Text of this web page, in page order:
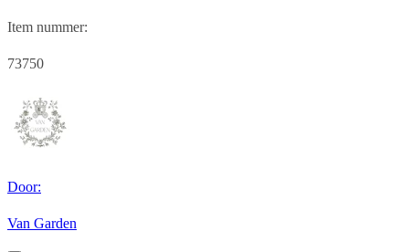
Item nummer:
73750
Door:
Van Garden